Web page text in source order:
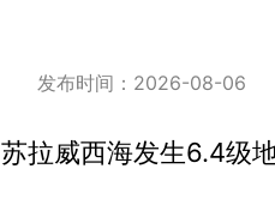
发布时间：2026-08-06
苏拉威西海发生6.4级